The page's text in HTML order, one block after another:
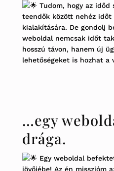
Tudom, hogy az időd
teendők között nehéz időt
kialakítására. De gondolj
weboldal nemcsak időt
hosszú távon, hanem új
lehetőségeket is hozhat a
…egy
drága.
Egy weboldal
jövőjébe! Az én misszióm